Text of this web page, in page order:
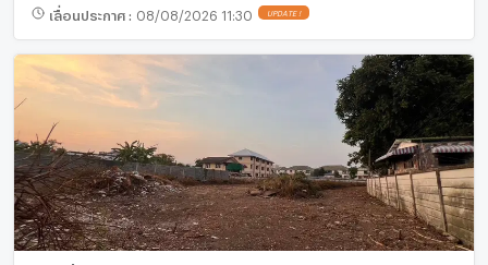
เลื่อนประกาศ : 08/08/2026 11:30 UPDATE !